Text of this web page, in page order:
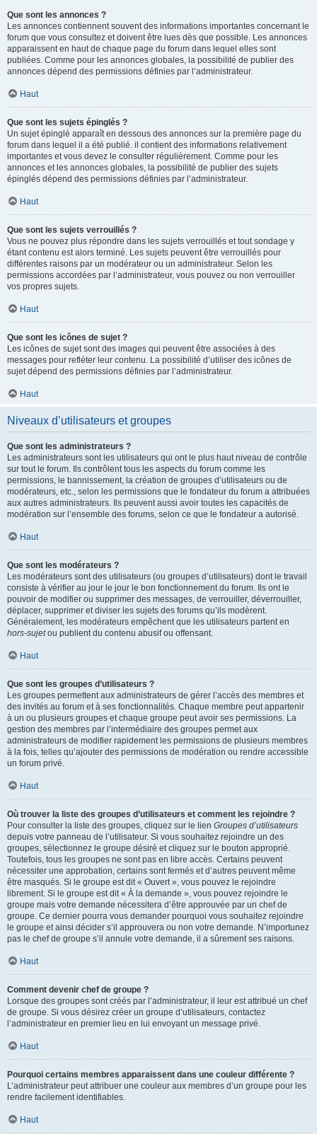
Que sont les annonces ?
Les annonces contiennent souvent des informations importantes concernant le
forum que vous consultez et doivent être lues dès que possible. Les annonces
apparaissent en haut de chaque page du forum dans lequel elles sont
publiées. Comme pour les annonces globales, la possibilité de publier des
annonces dépend des permissions définies par l’administrateur.
Haut
Que sont les sujets épinglés ?
Un sujet épinglé apparaît en dessous des annonces sur la première page du
forum dans lequel il a été publié. il contient des informations relativement
importantes et vous devez le consulter régulièrement. Comme pour les
annonces et les annonces globales, la possibilité de publier des sujets
épinglés dépend des permissions définies par l’administrateur.
Haut
Que sont les sujets verrouillés ?
Vous ne pouvez plus répondre dans les sujets verrouillés et tout sondage y
étant contenu est alors terminé. Les sujets peuvent être verrouillés pour
différentes raisons par un modérateur ou un administrateur. Selon les
permissions accordées par l’administrateur, vous pouvez ou non verrouiller
vos propres sujets.
Haut
Que sont les icônes de sujet ?
Les icônes de sujet sont des images qui peuvent être associées à des
messages pour refléter leur contenu. La possibilité d’utiliser des icônes de
sujet dépend des permissions définies par l’administrateur.
Haut
Niveaux d’utilisateurs et groupes
Que sont les administrateurs ?
Les administrateurs sont les utilisateurs qui ont le plus haut niveau de contrôle
sur tout le forum. Ils contrôlent tous les aspects du forum comme les
permissions, le bannissement, la création de groupes d’utilisateurs ou de
modérateurs, etc., selon les permissions que le fondateur du forum a attribuées
aux autres administrateurs. Ils peuvent aussi avoir toutes les capacités de
modération sur l’ensemble des forums, selon ce que le fondateur a autorisé.
Haut
Que sont les modérateurs ?
Les modérateurs sont des utilisateurs (ou groupes d’utilisateurs) dont le travail
consiste à vérifier au jour le jour le bon fonctionnement du forum. Ils ont le
pouvoir de modifier ou supprimer des messages, de verrouiller, déverrouiller,
déplacer, supprimer et diviser les sujets des forums qu’ils modèrent.
Généralement, les modérateurs empêchent que les utilisateurs partent en
hors-sujetou publient du contenu abusif ou offensant.
Haut
Que sont les groupes d’utilisateurs ?
Les groupes permettent aux administrateurs de gérer l’accès des membres et
des invités au forum et à ses fonctionnalités. Chaque membre peut appartenir
à un ou plusieurs groupes et chaque groupe peut avoir ses permissions. La
gestion des membres par l’intermédiaire des groupes permet aux
administrateurs de modifier rapidement les permissions de plusieurs membres
à la fois, telles qu’ajouter des permissions de modération ou rendre accessible
un forum privé.
Haut
Où trouver la liste des groupes d’utilisateurs et comment les rejoindre ?
Pour consulter la liste des groupes, cliquez sur le lien Groupes d’utilisateurs
depuis votre panneau de l’utilisateur. Si vous souhaitez rejoindre un des
groupes, sélectionnez le groupe désiré et cliquez sur le bouton approprié.
Toutefois, tous les groupes ne sont pas en libre accès. Certains peuvent
nécessiter une approbation, certains sont fermés et d’autres peuvent même
être masqués. Si le groupe est dit « Ouvert », vous pouvez le rejoindre
librement. Si le groupe est dit « À la demande », vous pouvez rejoindre le
groupe mais votre demande nécessitera d’être approuvée par un chef de
groupe. Ce dernier pourra vous demander pourquoi vous souhaitez rejoindre
le groupe et ainsi décider s’il approuvera ou non votre demande. N’importunez
pas le chef de groupe s’il annule votre demande, il a sûrement ses raisons.
Haut
Comment devenir chef de groupe ?
Lorsque des groupes sont créés par l’administrateur, il leur est attribué un chef
de groupe. Si vous désirez créer un groupe d’utilisateurs, contactez
l’administrateur en premier lieu en lui envoyant un message privé.
Haut
Pourquoi certains membres apparaissent dans une couleur différente ?
L’administrateur peut attribuer une couleur aux membres d’un groupe pour les
rendre facilement identifiables.
Haut